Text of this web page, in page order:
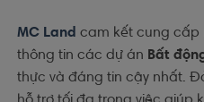
MC Land cam kết cung cấp
thông tin các dự án Bất
thực và đáng tin cậy nhất.